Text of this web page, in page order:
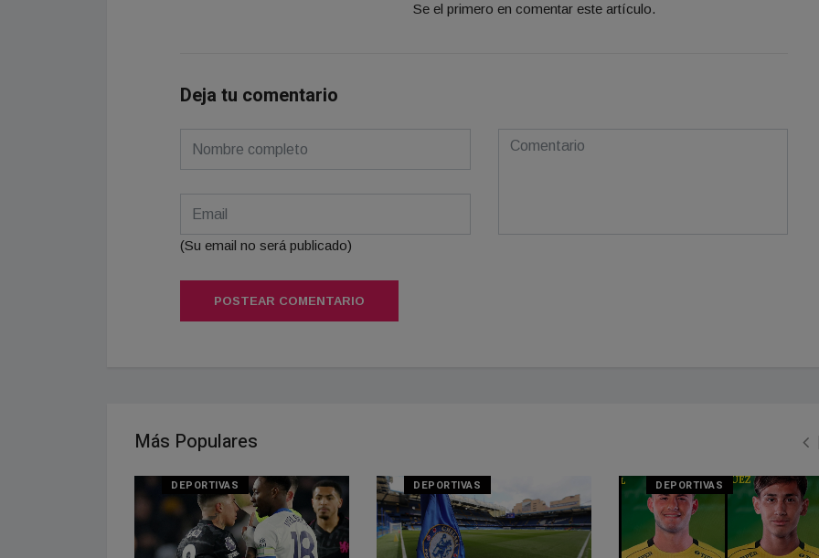
Se el primero en comentar este artículo.
Deja tu comentario
(Su email no será publicado)
POSTEAR COMENTARIO
Más Populares
DEPORTIVAS DEPORTIVAS DEPORTIVAS